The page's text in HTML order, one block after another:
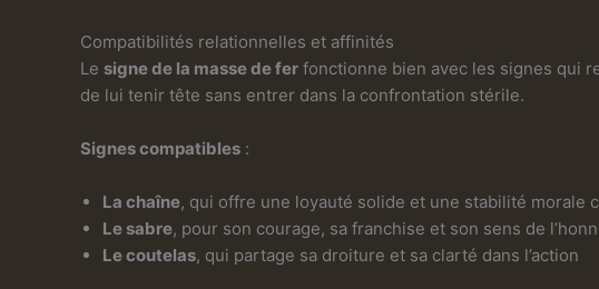
Compatibilités relationnelles et affinités
Le signe de la masse de fer fonctionne bien avec les signes qui
de lui tenir tête sans entrer dans la confrontation stérile.
Signes compatibles :
La chaîne, qui offre une loyauté solide et une stabilité morale
Le sabre, pour son courage, sa franchise et son sens de
Le coutelas, qui partage sa droiture et sa clarté dans l’action